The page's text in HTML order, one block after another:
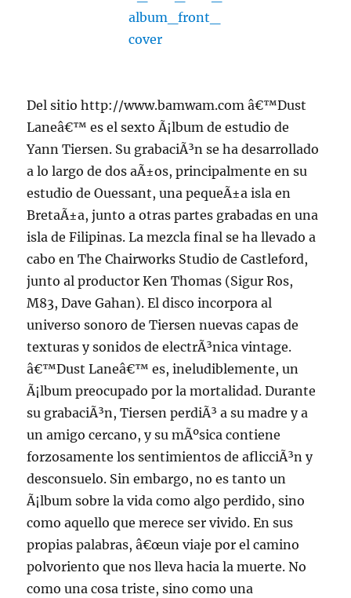
Del sitio http://www.bamwam.com â€™Dust
Laneâ€™ es el sexto Ã¡lbum de estudio de
Yann Tiersen. Su grabaciÃ³n se ha desarrollado
a lo largo de dos aÃ±os, principalmente en su
estudio de Ouessant, una pequeÃ±a isla en
BretaÃ±a, junto a otras partes grabadas en una
isla de Filipinas. La mezcla final se ha llevado a
cabo en The Chairworks Studio de Castleford,
junto al productor Ken Thomas (Sigur Ros,
M83, Dave Gahan). El disco incorpora al
universo sonoro de Tiersen nuevas capas de
texturas y sonidos de electrÃ³nica vintage.
â€™Dust Laneâ€™ es, ineludiblemente, un
Ã¡lbum preocupado por la mortalidad. Durante
su grabaciÃ³n, Tiersen perdiÃ³ a su madre y a
un amigo cercano, y su mÃºsica contiene
forzosamente los sentimientos de aflicciÃ³n y
desconsuelo. Sin embargo, no es tanto un
Ã¡lbum sobre la vida como algo perdido, sino
como aquello que merece ser vivido. En sus
propias palabras, â€œun viaje por el camino
polvoriento que nos lleva hacia la muerte. No
como una cosa triste, sino como una